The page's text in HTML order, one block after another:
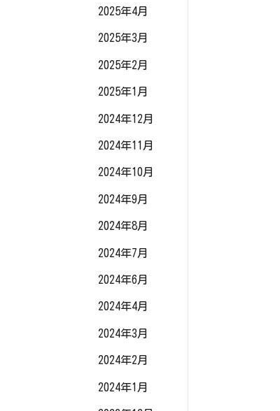
2025年4月
2025年3月
2025年2月
2025年1月
2024年12月
2024年11月
2024年10月
2024年9月
2024年8月
2024年7月
2024年6月
2024年4月
2024年3月
2024年2月
2024年1月